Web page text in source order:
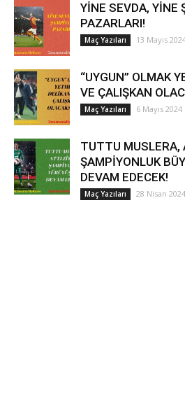
YİNE SEVDA, YİNE
PAZARLARI!
Maç Yazıları 13 Mayıs
“UYGUN” OLMAK
VE ÇALIŞKAN
Maç Yazıları 6 Mayıs
TUTTU MUSLERA,
ŞAMPİYONLUK
DEVAM EDECEK!
Maç Yazıları 28 Nisan